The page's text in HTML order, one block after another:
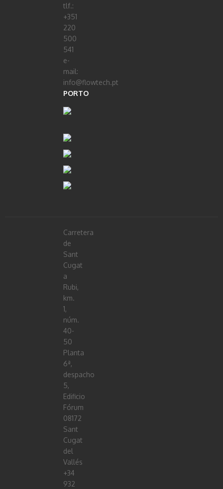
tlf.:
+351
220
500
541
e-
mail:
info@flowtech.pt
PORTO
Carretera
de
Sant
Cugat
a
Rubi,
km.
1,
núm.
40-
50
Planta
6ª,
despacho
5,
Edificio
Fórum
08172
Sant
Cugat
del
Vallés
+34
932